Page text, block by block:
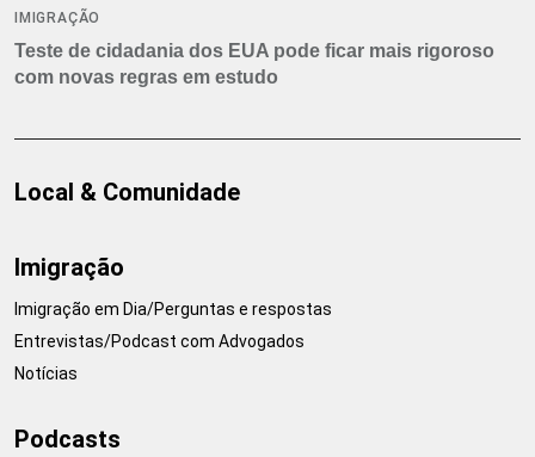
IMIGRAÇÃO
Teste de cidadania dos EUA pode ficar mais rigoroso
com novas regras em estudo
Local & Comunidade
Imigração
Imigração em Dia/Perguntas e respostas
Entrevistas/Podcast com Advogados
Notícias
Podcasts